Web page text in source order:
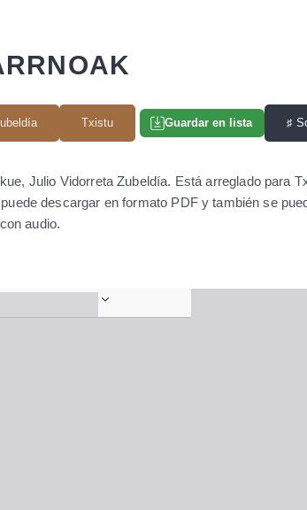
Txistu Guardar en lista ♯
Julio Vidorreta Zubeldía. Está arreglado para
descargar en formato PDF y también se
con audio.